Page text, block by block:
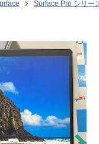
Surface Pro シリー